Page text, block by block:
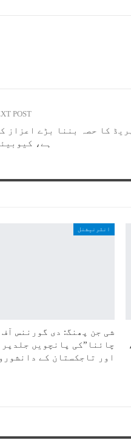
POST
کا حصہ بننا بڑے اعزاز
ہے،
انٹرنیشنل
شی جن پھنگ: دی گورننس آف
چائنا”کی پانچویں جلدپر
اور تاجکستان کے